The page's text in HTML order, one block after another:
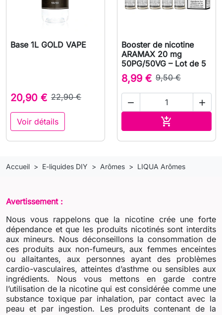
Base 1L GOLD VAPE
20,90 € 22,90 €
Voir détails
Booster de nicotine
ARAMAX 20 mg
50PG/50VG – Lot de 5
8,99 € 9,50 €
 

Accueil E-liquides DIY Arômes LIQUA Arômes
Avertissement :
Nous vous rappelons que la nicotine crée une forte
dépendance et que les produits nicotinés sont interdits
aux mineurs. Nous déconseillons la consommation de
ces produits aux non-fumeurs, aux femmes enceintes
ou allaitantes, aux personnes ayant des problèmes
cardio-vasculaires, atteintes d’asthme ou sensibles aux
ingrédients. Nous vous mettons en garde contre
l’utilisation de la nicotine qui est considérée comme une
substance toxique par inhalation, par contact avec la
peau et par ingestion. Les produits contenant de la